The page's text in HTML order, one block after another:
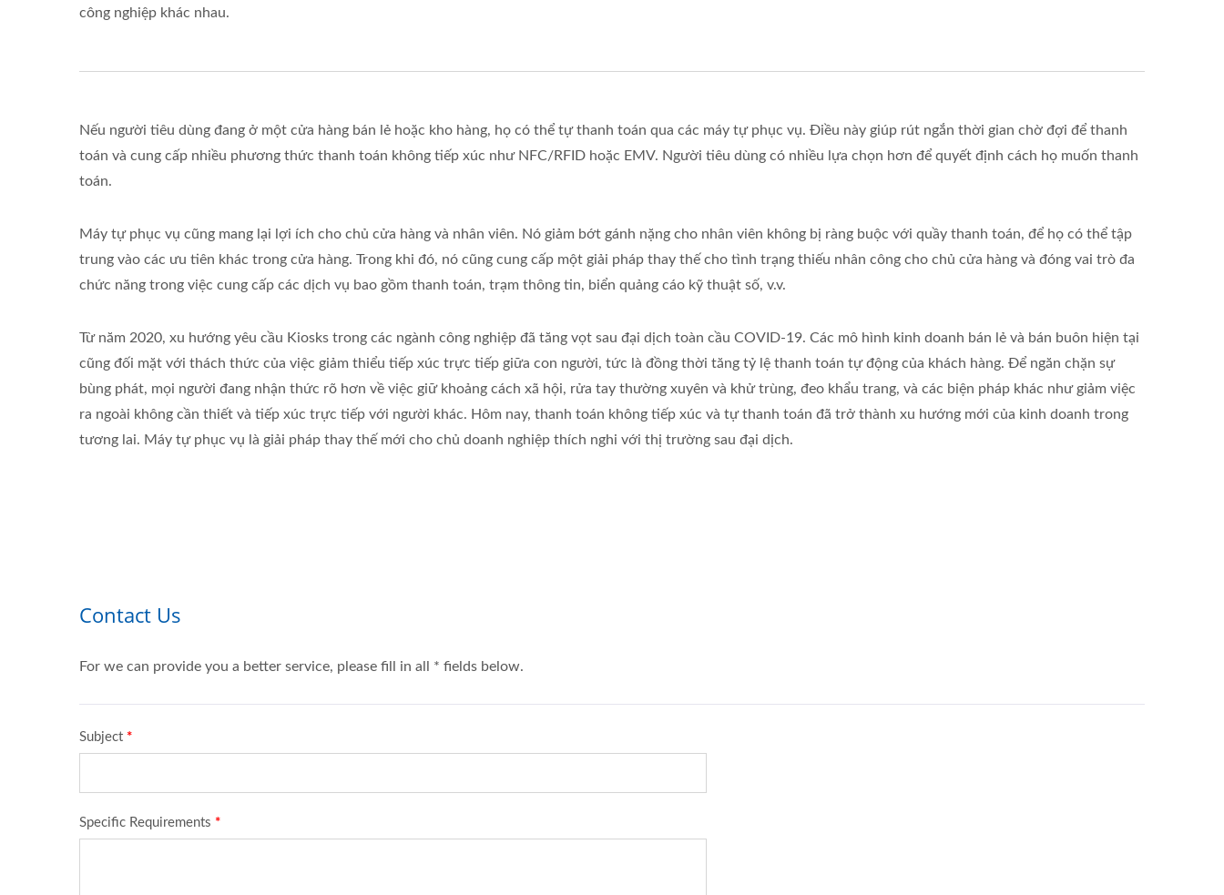
công nghiệp khác nhau.
Nếu người tiêu dùng đang ở một cửa hàng bán lẻ hoặc kho hàng, họ có thể tự thanh toán qua các máy tự phục vụ. Điều này giúp rút ngắn thời gian chờ đợi để thanh
toán và cung cấp nhiều phương thức thanh toán không tiếp xúc như NFC/RFID hoặc EMV. Người tiêu dùng có nhiều lựa chọn hơn để quyết định cách họ muốn thanh
toán.
Máy tự phục vụ cũng mang lại lợi ích cho chủ cửa hàng và nhân viên. Nó giảm bớt gánh nặng cho nhân viên không bị ràng buộc với quầy thanh toán, để họ có thể tập
trung vào các ưu tiên khác trong cửa hàng. Trong khi đó, nó cũng cung cấp một giải pháp thay thế cho tình trạng thiếu nhân công cho chủ cửa hàng và đóng vai trò đa
chức năng trong việc cung cấp các dịch vụ bao gồm thanh toán, trạm thông tin, biển quảng cáo kỹ thuật số, v.v.
Từ năm 2020, xu hướng yêu cầu Kiosks trong các ngành công nghiệp đã tăng vọt sau đại dịch toàn cầu COVID-19. Các mô hình kinh doanh bán lẻ và bán buôn hiện tại
cũng đối mặt với thách thức của việc giảm thiểu tiếp xúc trực tiếp giữa con người, tức là đồng thời tăng tỷ lệ thanh toán tự động của khách hàng. Để ngăn chặn sự
bùng phát, mọi người đang nhận thức rõ hơn về việc giữ khoảng cách xã hội, rửa tay thường xuyên và khử trùng, đeo khẩu trang, và các biện pháp khác như giảm việc
ra ngoài không cần thiết và tiếp xúc trực tiếp với người khác. Hôm nay, thanh toán không tiếp xúc và tự thanh toán đã trở thành xu hướng mới của kinh doanh trong
tương lai. Máy tự phục vụ là giải pháp thay thế mới cho chủ doanh nghiệp thích nghi với thị trường sau đại dịch.